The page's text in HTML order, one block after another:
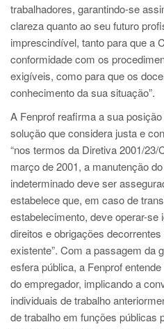
trabalhadores, garantindo-se
clareza quanto ao seu futuro
imprescindível, tanto para que a
conformidade com os
exigíveis, como para que os
conhecimento da sua situação”.
A Fenprof reafirma a sua
solução que considera justa e
“nos termos da Diretiva 2001/
março de 2001, a manutenção
indeterminado deve ser
estabelece que, em caso de
estabelecimento, deve operar-
direitos e obrigações
existente”. Com a passagem da
esfera pública, a Fenprof
do empregador, implicando a
individuais de trabalho
de trabalho em funções públicas